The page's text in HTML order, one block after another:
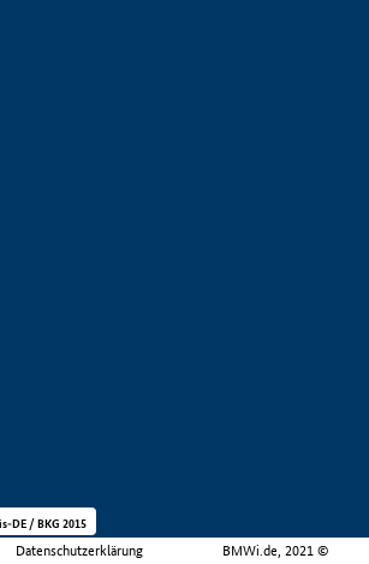
Datenschutzerklärung BMWi.de, 2021 ©
DE / BKG 2015